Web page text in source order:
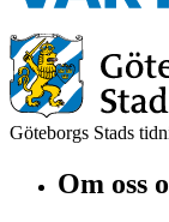
Göteborgs Stads
Om oss